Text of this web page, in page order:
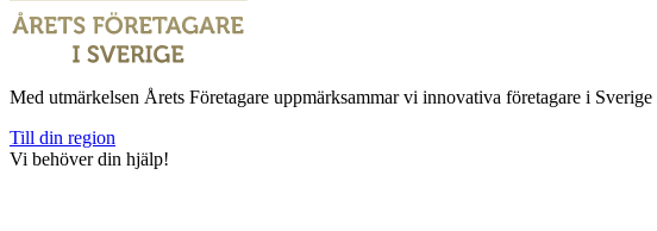
Med utmärkelsen Årets Företagare uppmärksammar vi innovativa företagare i
Till din region
Vi behöver din hjälp!